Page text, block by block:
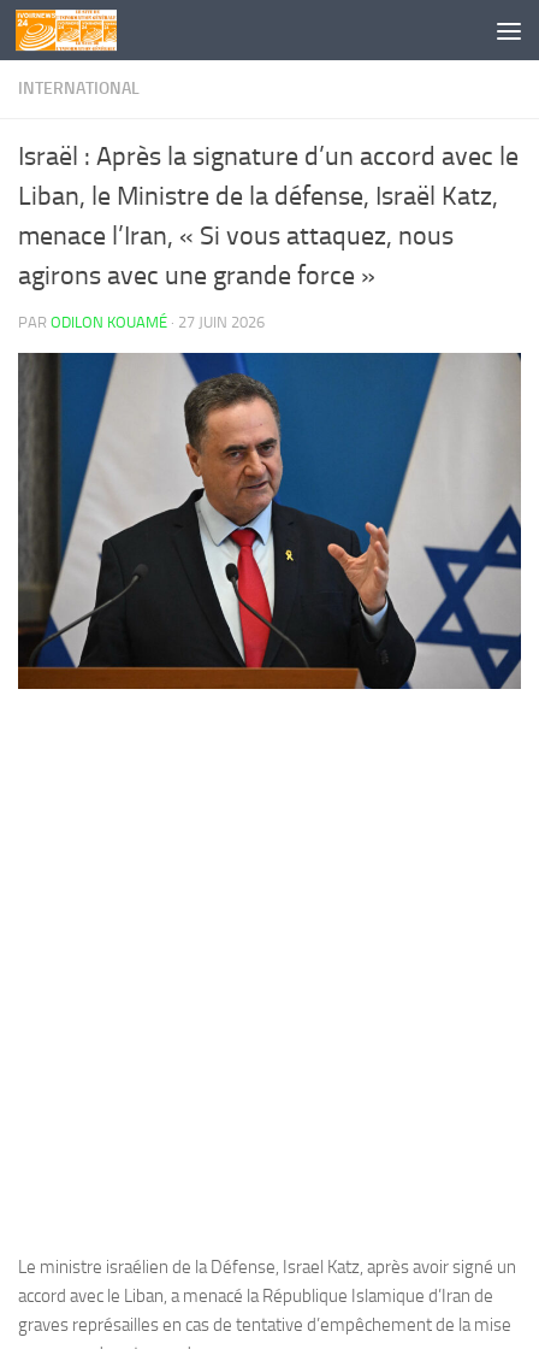
Skip to content
INTERNATIONAL
Israël : Après la signature d’un accord avec le
Liban, le Ministre de la défense, Israël Katz,
menace l’Iran, « Si vous attaquez, nous
agirons avec une grande force »
PAR ODILON KOUAMÉ · 27 JUIN 2026
Le ministre israélien de la Défense, Israel Katz, après avoir signé un
accord avec le Liban, a menacé la République Islamique d’Iran de
graves représailles en cas de tentative d’empêchement de la mise